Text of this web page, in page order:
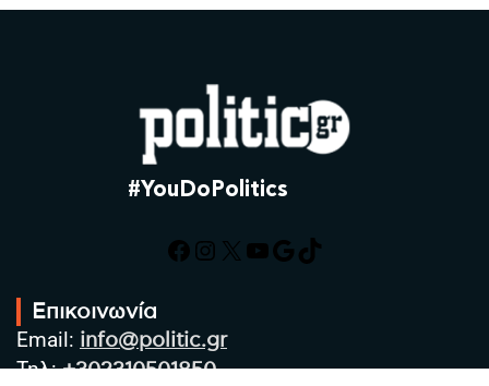
#YouDoPolitics
Facebook
Instagram
X YouTube
Google
TikTok
Επικοινωνία
Email: info@politic.gr
Τηλ:+302310501850